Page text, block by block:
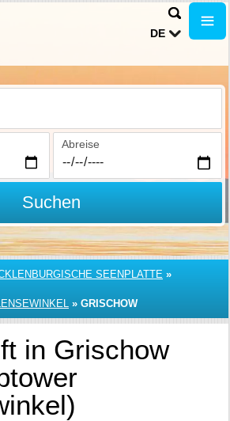
DE
Abreise
Suchen
SEENPLATTE »
» GRISCHOW
in Grischow